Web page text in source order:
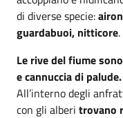
di diverse specie:
guardabuoi, nitticore.
Le rive del fiume
e cannuccia di palude.
All’interno degli
con gli alberi trovano